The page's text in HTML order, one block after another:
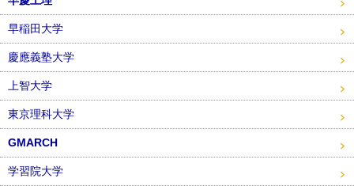
早稲田大学
慶應義塾大学
上智大学
東京理科大学
GMARCH
学習院大学